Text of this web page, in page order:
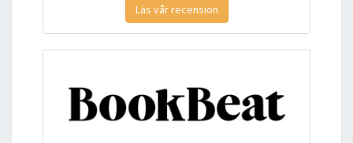
Läs vår recension